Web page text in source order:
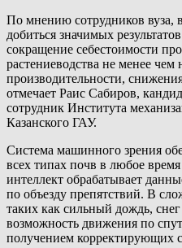
По мнению сотрудников вуза,
добиться значимых
сокращение себестоимости
растениеводства не менее чем
производительности,
отмечает Раис Сабиров,
сотрудник Института
Казанского ГАУ.
Система машинного зрения
всех типах почв в любое
интеллект обрабатывает
по объезду препятствий. В
таких как сильный дождь,
возможность движения по
получением корректирующих